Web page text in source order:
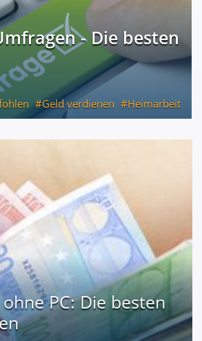
- Die besten
Geld verdienen Heimarbeit
PC: Die besten